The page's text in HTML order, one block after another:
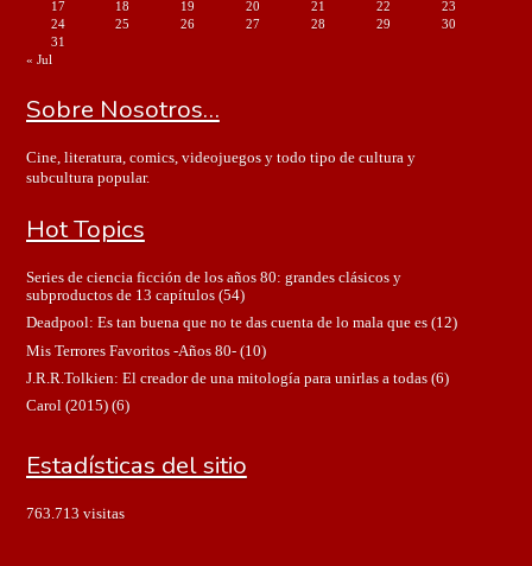
17
18 19 20 21 22
23
24
25 26 27 28 29
30
31
« Jul
Sobre Nosotros…
Cine, literatura, comics, videojuegos y todo tipo de cultura y
subcultura popular.
Hot Topics
Series de ciencia ficción de los años 80: grandes clásicos y
subproductos de 13 capítulos(54)
Deadpool: Es tan buena que no te das cuenta de lo mala que es(12)
Mis Terrores Favoritos -Años 80-(10)
J.R.R.Tolkien: El creador de una mitología para unirlas a todas(6)
Carol (2015)(6)
Estadísticas del sitio
763.713 visitas